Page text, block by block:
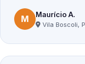
M Maurício A.
Vila Boscoli,